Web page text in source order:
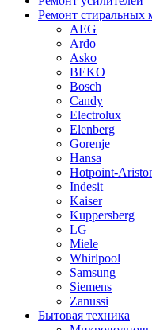
Ремонт стиральных
AEG
Ardo
Asko
BEKO
Bosch
Candy
Electrolux
Elenberg
Gorenje
Hansa
Hotpoint-
Indesit
Kaiser
Kuppersberg
LG
Miele
Whirlpool
Samsung
Siemens
Zanussi
Бытовая техника